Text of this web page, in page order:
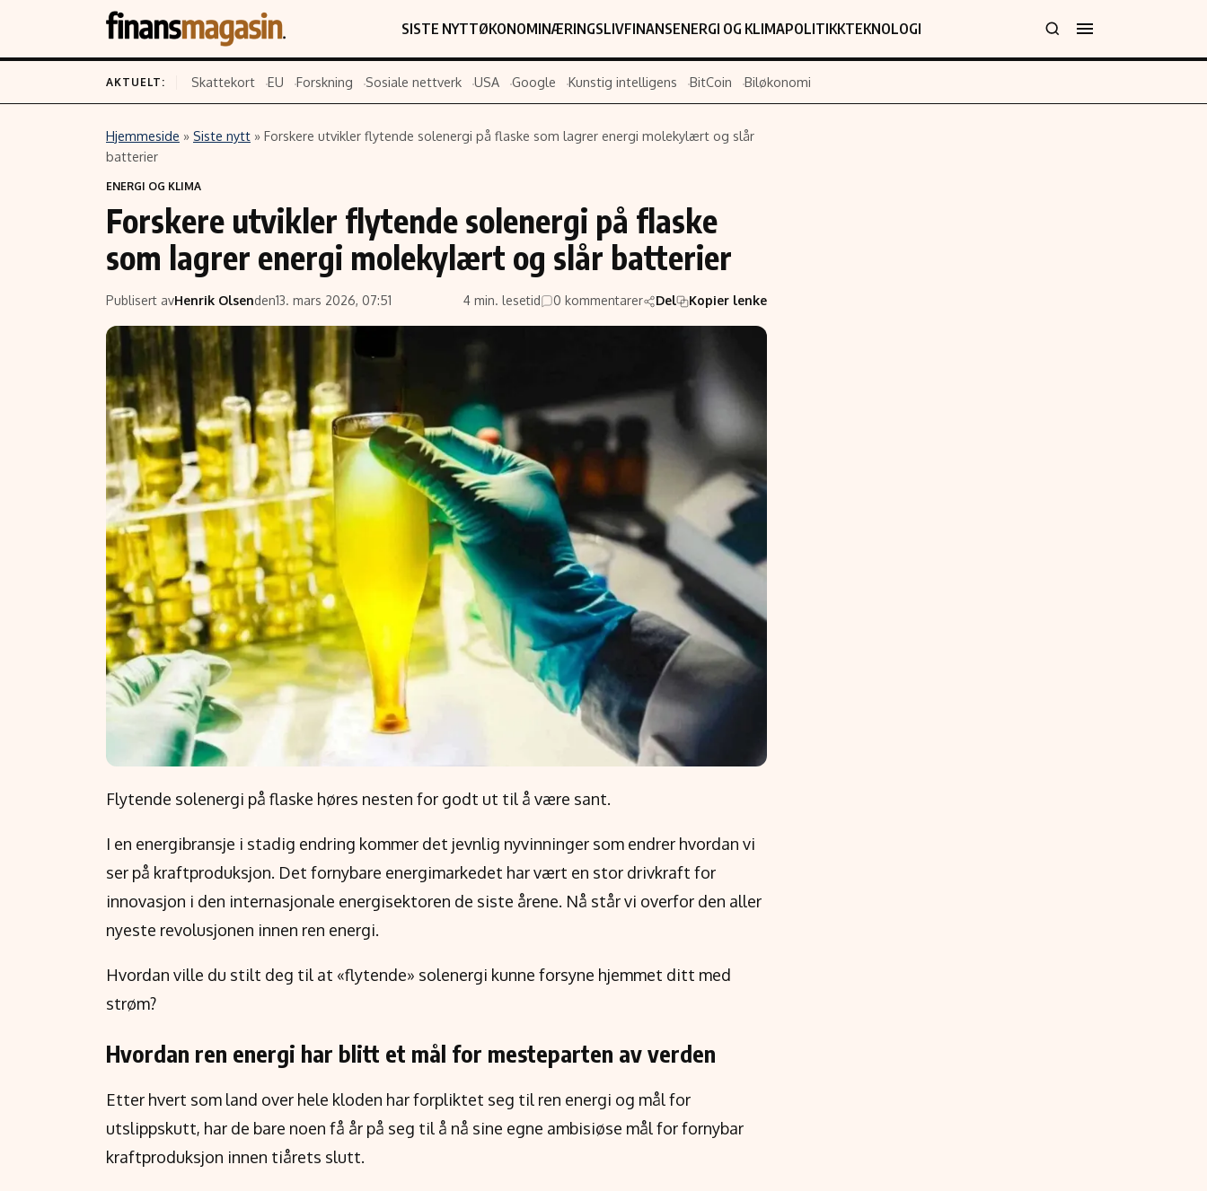
SISTE NYTTØKONOMINÆRINGSLIVFINANSENERGI OG KLIMAPOLITIKKTEKNOLOGI
Innhold
Siste nytt
Eiendom
Energi og klima
Fritid
Hav og sjømat
Økonomi
Politikk
Selskaper
Teknologi
Forbrukerrettigheter
Aksjer
Google
Kunstig intelligens
Infrastruktur
BitCoin
Retningslinjer for rettelser
Redaksjonell policy
AKTUELT: Skattekort EU Forskning Sosiale nettverk USA Google Kunstig intelligens BitCoin Biløkonomi
Hjemmeside » Siste nytt » Forskere utvikler flytende solenergi på flaske som lagrer energi molekylært og slår
batterier
ENERGI OG KLIMA
Forskere utvikler flytende solenergi på flaske
som lagrer energi molekylært og slår batterier
Publisert avHenrik Olsenden13. mars 2026, 07:51 4 min. lesetid 0 kommentarer Del Kopier lenke
Flytende solenergi på flaske høres nesten for godt ut til å være sant.
I en energibransje i stadig endring kommer det jevnlig nyvinninger som endrer hvordan vi
ser på kraftproduksjon. Det fornybare energimarkedet har vært en stor drivkraft for
innovasjon i den internasjonale energisektoren de siste årene. Nå står vi overfor den aller
nyeste revolusjonen innen ren energi.
Hvordan ville du stilt deg til at «flytende» solenergi kunne forsyne hjemmet ditt med
strøm?
Hvordan ren energi har blitt et mål for mesteparten av verden
Etter hvert som land over hele kloden har forpliktet seg til ren energi og mål for
utslippskutt, har de bare noen få år på seg til å nå sine egne ambisiøse mål for fornybar
kraftproduksjon innen tiårets slutt.